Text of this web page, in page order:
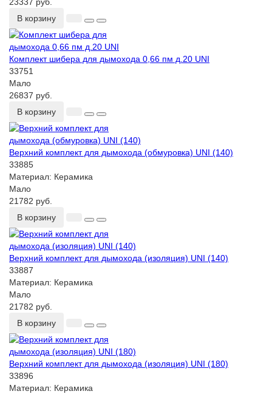
23337 руб.
В корзину
Комплект шибера для дымохода 0,66 пм д.20 UNI
33751
Мало
26837 руб.
В корзину
Верхний комплект для дымохода (обмуровка) UNI (140)
33885
Материал: Керамика
Мало
21782 руб.
В корзину
Верхний комплект для дымохода (изоляция) UNI (140)
33887
Материал: Керамика
Мало
21782 руб.
В корзину
Верхний комплект для дымохода (изоляция) UNI (180)
33896
Материал: Керамика